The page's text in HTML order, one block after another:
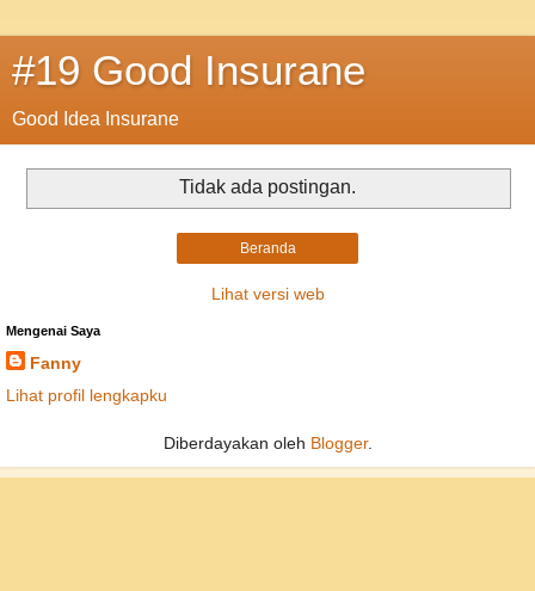
#19 Good Insurane
Good Idea Insurane
Tidak ada postingan.
Beranda
Lihat versi web
Mengenai Saya
Fanny
Lihat profil lengkapku
Diberdayakan oleh Blogger.